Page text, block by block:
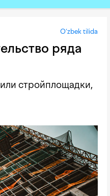
O‘zbek tilida
ряда
стройплощадки,